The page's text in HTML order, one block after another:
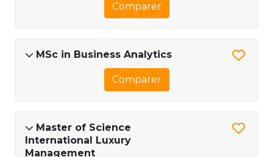
Comparer
MSc in Business Analytics
Comparer
Master of Science
International Luxury
Management